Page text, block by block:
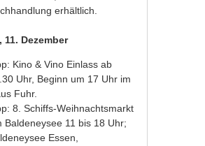
erhältlich.
11. Dezember
Kino & Vino Einlass ab
Uhr, Beginn um 17 Uhr im
Fuhr.
8. Schiffs-Weihnachtsmarkt
Baldeneysee 11 bis 18 Uhr;
Essen,